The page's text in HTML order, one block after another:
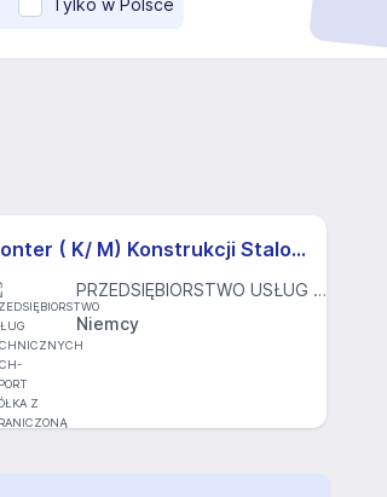
Tylko w Polsce
Monter ( K/ M) Konstrukcji Stalowych / Monter Prowadzący
PRZEDSIĘBIORSTWO USŁUG TECHNICZNYCH TECH-EXPORT SPÓŁKA Z OGRANICZONĄ ODPOWIEDZIALNOŚCIĄ
Niemcy